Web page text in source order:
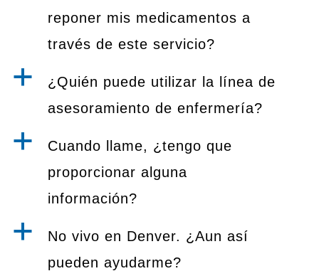
reponer mis medicamentos a
través de este servicio?
a
¿Quién puede utilizar la línea de
asesoramiento de enfermería?
a
Cuando llame, ¿tengo que
proporcionar alguna
información?
a
No vivo en Denver. ¿Aun así
pueden ayudarme?